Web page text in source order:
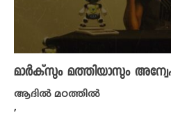
മാർക്‌സും മത്തിയാസും
ആദിൽ മഠത്തിൽ
,